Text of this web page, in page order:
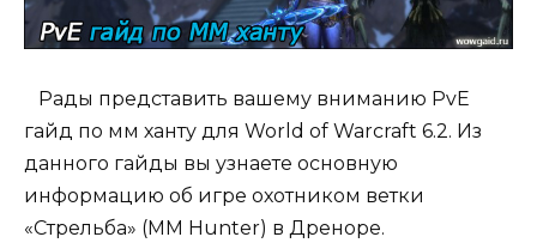
Рады представить вашему вниманию PvE
гайд по мм ханту для World of Warcraft 6.2. Из
данного гайды вы узнаете основную
информацию об игре охотником ветки
«Стрельба» (MM Hunter) в Дреноре.